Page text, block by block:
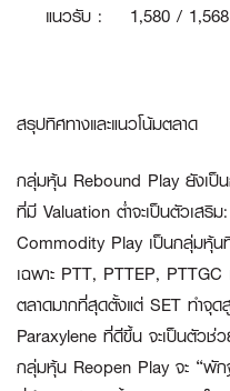
แนวรับ: 1,580 / 1,568
สรุปทิศทางและแนวโน้มตลาด
กลุ่มหุ้น Rebound Play ยังเ
ที่มี Valuation ต่ำจะเป็นตัวเสริม:
Commodity Play เป็นกลุ่มหุ้น
เฉพาะ PTT, PTTEP,
ตลาดมากที่สุดตั้งแต่ SET ทำจุ
Paraxylene ที่ดีขึ้น จะเป็นตัวช่
กลุ่มหุ้น Reopen Play จะ “พัก